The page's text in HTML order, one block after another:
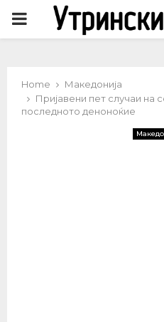
PRIMARY
Home
Македонија
Пријавени пет случаи на
последното деноноќие